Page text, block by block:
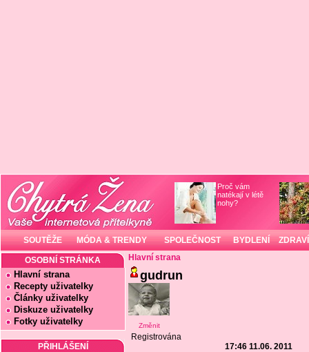
Proč vám
natékají v létě
nohy?
SOUTĚŽE MÓDA & TRENDY SPOLEČNOST BYDLENÍ ZDRAVÍ
OSOBNÍ STRÁNKA
Hlavní strana
Recepty uživatelky
Články uživatelky
Diskuze uživatelky
Fotky uživatelky
PŘIHLÁŠENÍ
Hlavní strana
gudrun
Změnit
Registrována
17:46 11.06. 2011